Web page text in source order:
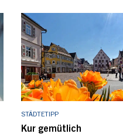
STÄDTETIPP
Kur gemütlich